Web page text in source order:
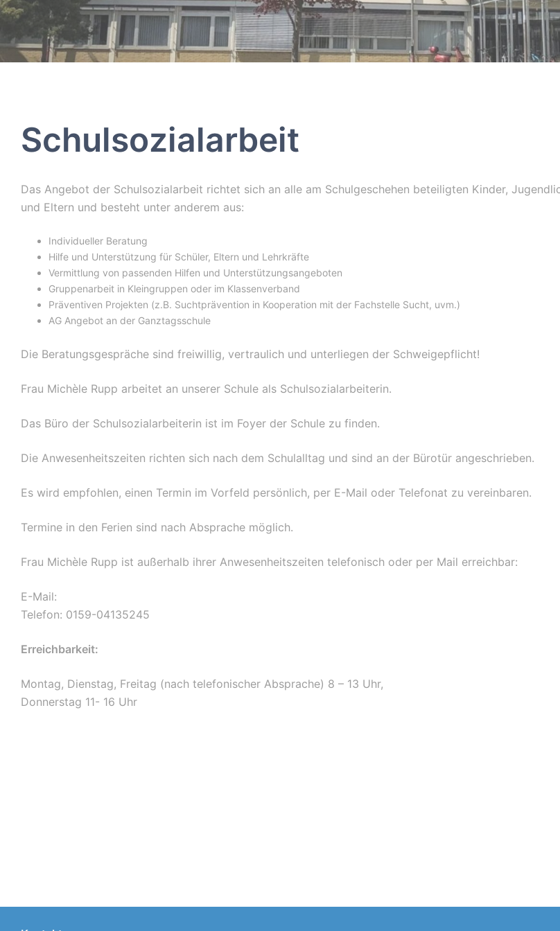
Schulsozialarbeit
Das Angebot der Schulsozialarbeit richtet sich an alle am Schulgeschehen beteiligten Kinder,
und Eltern und besteht unter anderem aus:
Individueller Beratung
Hilfe und Unterstützung für Schüler, Eltern und Lehrkräfte
Vermittlung von passenden Hilfen und Unterstützungsangeboten
Gruppenarbeit in Kleingruppen oder im Klassenverband
Präventiven Projekten (z.B. Suchtprävention in Kooperation mit der Fachstelle Sucht, uvm.)
AG Angebot an der Ganztagsschule
Die Beratungsgespräche sind freiwillig, vertraulich und unterliegen der Schweigepflicht!
Frau Michèle Rupp arbeitet an unserer Schule als Schulsozialarbeiterin.
Das Büro der Schulsozialarbeiterin ist im Foyer der Schule zu finden.
Die Anwesenheitszeiten richten sich nach dem Schulalltag und sind an der Bürotür angeschrieben.
Es wird empfohlen, einen Termin im Vorfeld persönlich, per E-Mail oder Telefonat zu vereinbaren.
Termine in den Ferien sind nach Absprache möglich.
Frau Michèle Rupp ist außerhalb ihrer Anwesenheitszeiten telefonisch oder per Mail erreichbar:
E-Mail:
Telefon: 0159-04135245
Erreichbarkeit:
Montag, Dienstag, Freitag (nach telefonischer Absprache) 8 – 13 Uhr,
Donnerstag 11- 16 Uhr